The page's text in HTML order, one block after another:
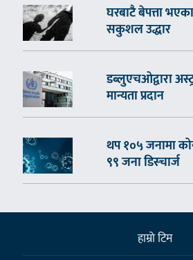
घरबाटै बेपत्ता
सकुशल उद्धार
डब्लुएचओद्वारा
मान्यता प्रदान
थप १०५ जनामा
९९ जना डिस्चार्ज
हाम्राे टिम